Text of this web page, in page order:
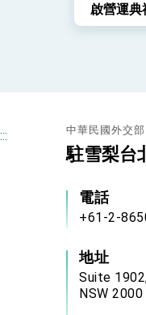
啟營運典
::: 中華民國外交
駐雪梨台
電話
+61-2-
地址
Suite
NSW